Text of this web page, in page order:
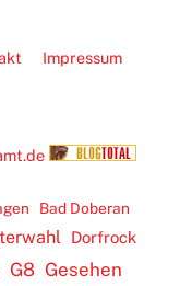
Impressum
Bad Doberan
Dorfrock
G8 Gesehen